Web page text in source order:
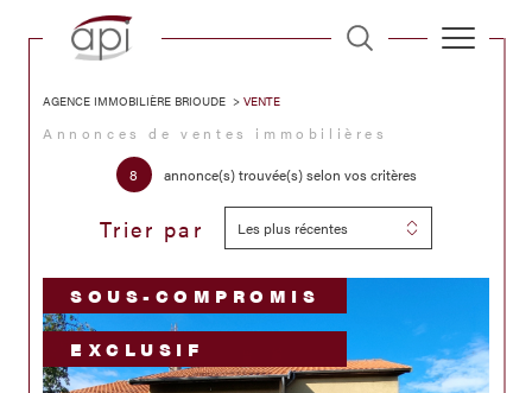
AGENCE IMMOBILIÈRE BRIOUDE VENTE
Annonces de ventes immobilières
8
annonce(s) trouvée(s) selon vos critères
Trier par Les plus récentes
SOUS-COMPROMIS
EXCLUSIF